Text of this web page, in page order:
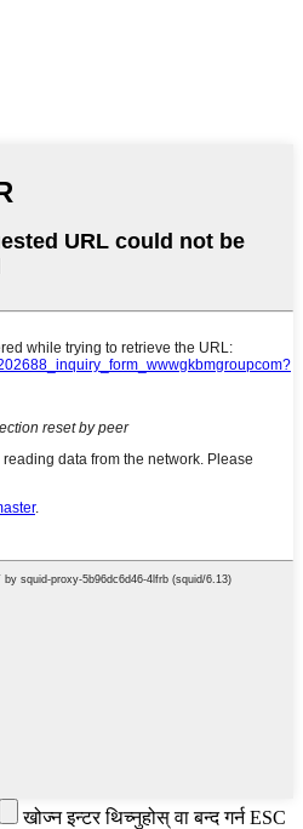
खोज्न इन्टर थिच्नुहोस् वा बन्द गर्न ESC